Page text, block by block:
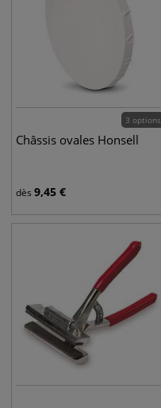
3 options
Châssis ovales Honsell
dès 9,45 €